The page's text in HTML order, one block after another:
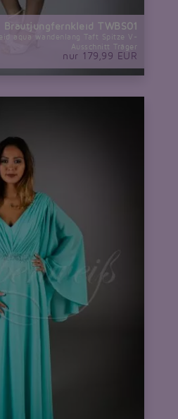
Brautjungfernkleid TWBS01
aqua wandenlang Taft Spitze V-
Ausschnitt Träger
nur 179,99 EUR